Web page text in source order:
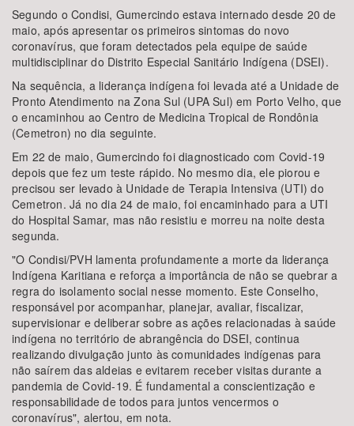
Segundo o Condisi, Gumercindo estava internado desde 20 de
maio, após apresentar os primeiros sintomas do novo
coronavírus, que foram detectados pela equipe de saúde
multidisciplinar do Distrito Especial Sanitário Indígena (DSEI).
Na sequência, a liderança indígena foi levada até a Unidade de
Pronto Atendimento na Zona Sul (UPA Sul) em Porto Velho, que
o encaminhou ao Centro de Medicina Tropical de Rondônia
(Cemetron) no dia seguinte.
Em 22 de maio, Gumercindo foi diagnosticado com Covid-19
depois que fez um teste rápido. No mesmo dia, ele piorou e
precisou ser levado à Unidade de Terapia Intensiva (UTI) do
Cemetron. Já no dia 24 de maio, foi encaminhado para a UTI
do Hospital Samar, mas não resistiu e morreu na noite desta
segunda.
"O Condisi/PVH lamenta profundamente a morte da liderança
Indígena Karitiana e reforça a importância de não se quebrar a
regra do isolamento social nesse momento. Este Conselho,
responsável por acompanhar, planejar, avaliar, fiscalizar,
supervisionar e deliberar sobre as ações relacionadas à saúde
indígena no território de abrangência do DSEI, continua
realizando divulgação junto às comunidades indígenas para
não saírem das aldeias e evitarem receber visitas durante a
pandemia de Covid-19. É fundamental a conscientização e
responsabilidade de todos para juntos vencermos o
coronavírus", alertou, em nota.